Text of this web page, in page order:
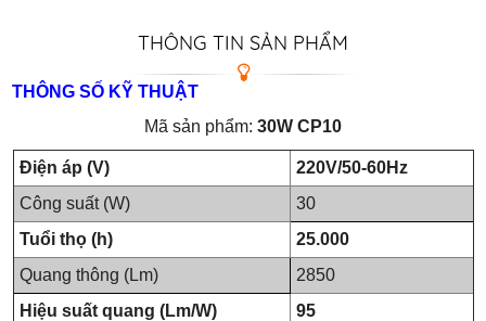
THÔNG TIN SẢN PHẨM
THÔNG SỐ KỸ THUẬT
Mã sản phẩm: 30W CP10
Điện áp (V)
220V/50-60Hz
Công suất (W)
30
Tuổi thọ (h)
25.000
Quang thông (Lm)
2850
Hiệu suất quang (Lm/W)
95